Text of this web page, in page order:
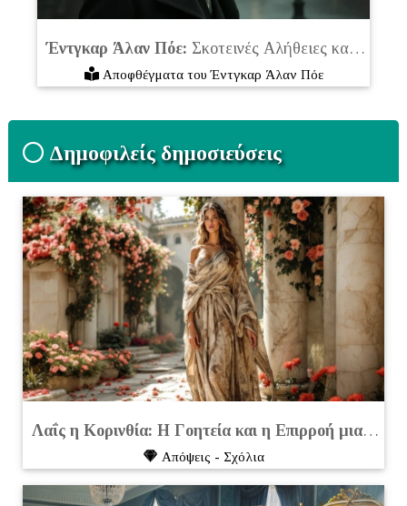
Έντγκαρ Άλαν Πόε: Σκοτεινές Αλήθειες και Ονειρικές Λογικές που Ζουν στα Αποφθέγματά του
Αποφθέγματα του Έντγκαρ Άλαν Πόε
Δημοφιλείς δημοσιεύσεις
Λαΐς η Κορινθία: Η Γοητεία και η Επιρροή μιας Διάσημης Εταίρας της Αρχαιότητας
Απόψεις - Σχόλια